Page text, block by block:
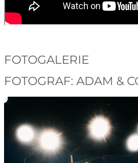
FOTOGALERIE
FOTOGRAF: ADAM &